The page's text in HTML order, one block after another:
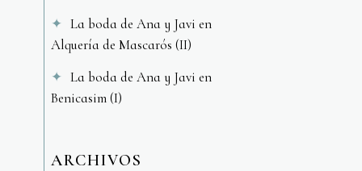
La boda de Ana y Javi en
Alquería de Mascarós (II)
La boda de Ana y Javi en
Benicasim (I)
ARCHIVOS